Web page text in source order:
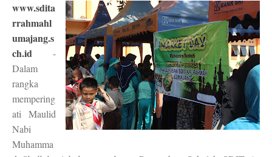
www.sdita
rrahmahl
umajang.s
ch.id -
Dalam
rangka
mempering
ati Maulid
Nabi
Muhamma